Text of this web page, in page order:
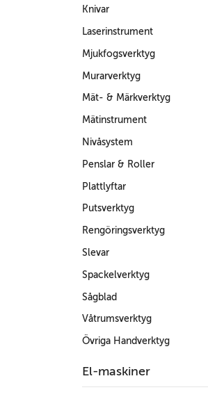
Knivar
Laserinstrument
Mjukfogsverktyg
Murarverktyg
Mät- & Märkverktyg
Mätinstrument
Nivåsystem
Penslar & Roller
Plattlyftar
Putsverktyg
Rengöringsverktyg
Slevar
Spackelverktyg
Sågblad
Våtrumsverktyg
Övriga Handverktyg
El-maskiner